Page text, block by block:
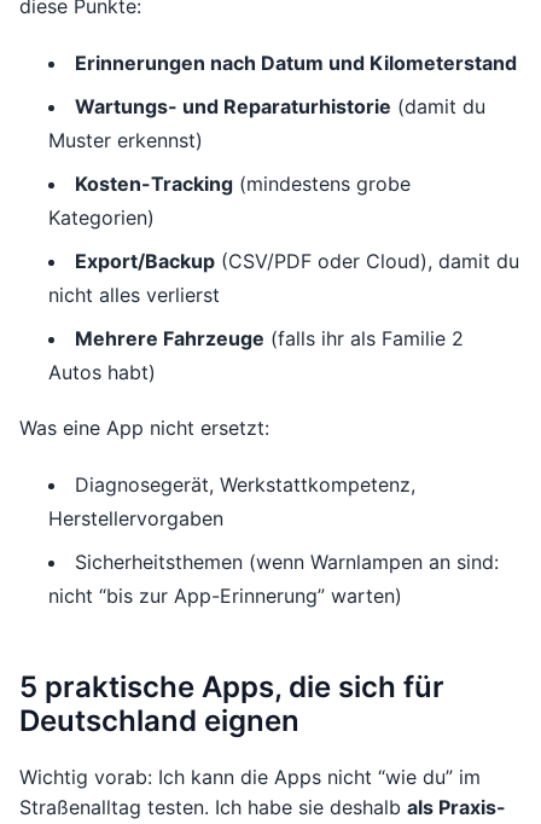
diese Punkte:
Erinnerungen nach Datum und Kilometerstand
Wartungs- und Reparaturhistorie (damit du
Muster erkennst)
Kosten-Tracking (mindestens grobe
Kategorien)
Export/Backup (CSV/PDF oder Cloud), damit du
nicht alles verlierst
Mehrere Fahrzeuge (falls ihr als Familie 2
Autos habt)
Was eine App nicht ersetzt:
Diagnosegerät, Werkstattkompetenz,
Herstellervorgaben
Sicherheitsthemen (wenn Warnlampen an sind:
nicht “bis zur App-Erinnerung” warten)
5 praktische Apps, die sich für
Deutschland eignen
Wichtig vorab: Ich kann die Apps nicht “wie du” im
Straßenalltag testen. Ich habe sie deshalb als Praxis-